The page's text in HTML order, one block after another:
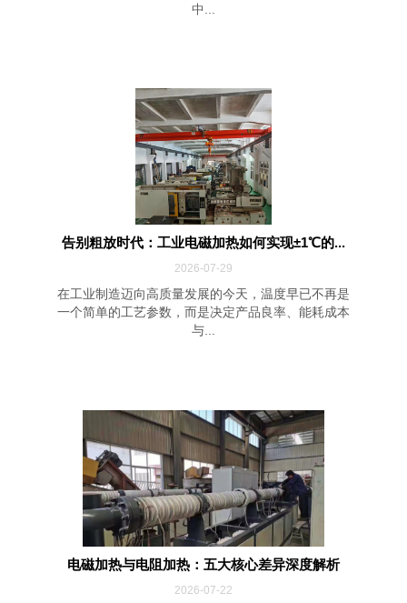
中...
告别粗放时代：工业电磁加热如何实现±1℃的...
2026-07-29
在工业制造迈向高质量发展的今天，温度早已不再是
一个简单的工艺参数，而是决定产品良率、能耗成本
与...
电磁加热与电阻加热：五大核心差异深度解析
2026-07-22